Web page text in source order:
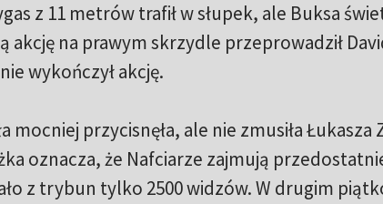
z 11 metrów trafił w słupek, ale Buksa
akcję na prawym skrzydle przeprowadził
wykończył akcję.
mocniej przycisnęła, ale nie zmusiła Łukasza
oznacza, że Nafciarze zajmują
z trybun tylko 2500 widzów. W drugim